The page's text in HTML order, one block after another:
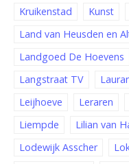
Kruikenstad
Kunst
Land van Heusden en
Landgoed De Hoevens
Langstraat TV
Leijhoeve
Leraren
Liempde
Lilian van
Lodewijk Asscher